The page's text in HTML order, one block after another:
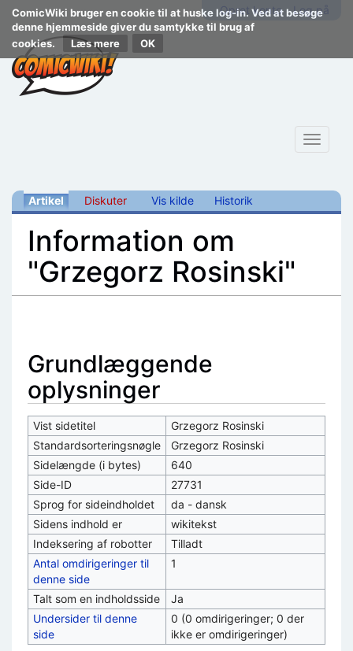
ComicWiki bruger en cookie til at huske log-in. Ved at besøge
denne hjemmeside giver du samtykke til brug af
cookies.
Læs mere
Opret konto Log på
Toggle
Artikel Diskuter Vis kilde Historik
Information om
"Grzegorz Rosinski"
Grundlæggende
oplysninger
Vist sidetitel
Grzegorz Rosinski
Standardsorteringsnøgle
Grzegorz Rosinski
Sidelængde (i bytes)
640
Side-ID
27731
Sprog for sideindholdet
da - dansk
Sidens indhold er
wikitekst
Indeksering af robotter
Tilladt
Antal omdirigeringer til
denne side
1
Talt som en indholdsside
Ja
Undersider til denne
side
0 (0 omdirigeringer; 0 der
ikke er omdirigeringer)